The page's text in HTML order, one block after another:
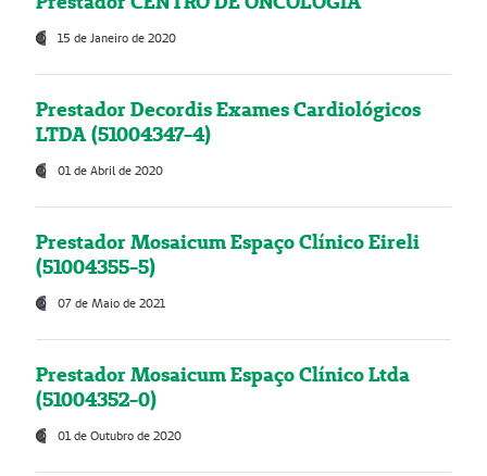
15 de Janeiro de 2020
Prestador Decordis Exames Cardiológicos
LTDA (51004347-4)
01 de Abril de 2020
Prestador Mosaicum Espaço Clínico Eireli
(51004355-5)
07 de Maio de 2021
Prestador Mosaicum Espaço Clínico Ltda
(51004352-0)
01 de Outubro de 2020